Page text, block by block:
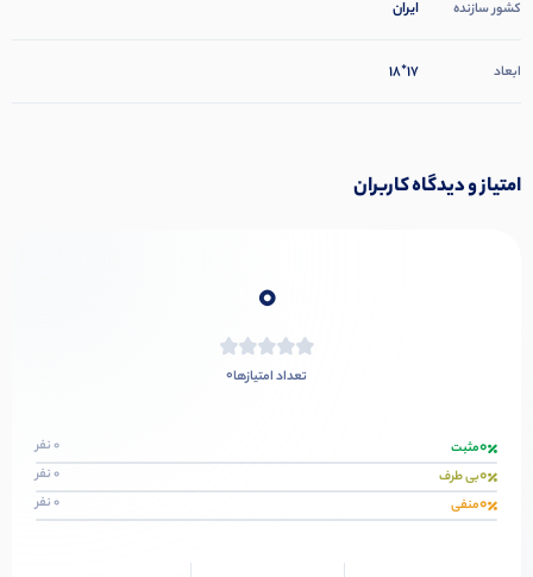
کشور سازنده ایران
ابعاد 17*18
امتیاز و دیدگاه کاربران
0
تعداد امتیازها0
0مثبت 0 نفر
0بی طرف 0 نفر
0منفی 0 نفر